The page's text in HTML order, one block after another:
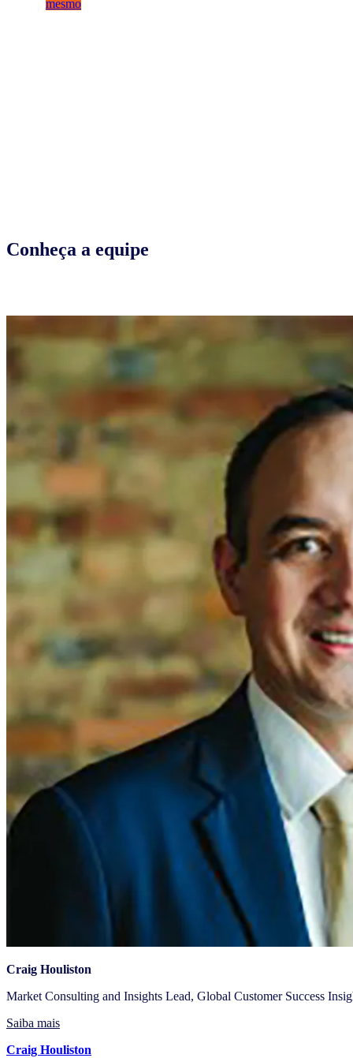
mesmo
Conheça a equipe
Craig Houliston
Market Consulting and Insights Lead, Global Customer Success
Saiba mais
Craig Houliston